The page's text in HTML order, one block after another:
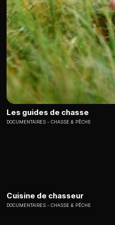
Les guides de chasse
DOCUMENTAIRES CHASSE & PÊCHE
Cuisine de chasseur
DOCUMENTAIRES CHASSE & PÊCHE